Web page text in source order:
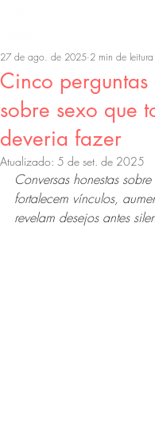
Cinco perguntas
sobre sexo que
deveria fazer
27 de ago. de 2025 2 min de leitura
Atualizado: 5 de set. de 2025
Conversas honestas
fortalecem vínculos,
revelam desejos antes